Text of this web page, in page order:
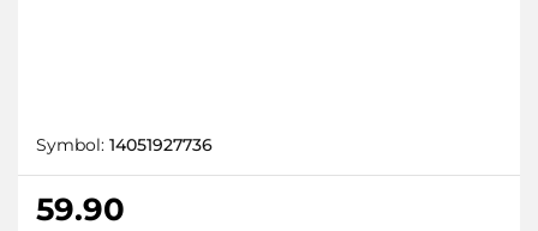
Symbol: 14051927736
59.90